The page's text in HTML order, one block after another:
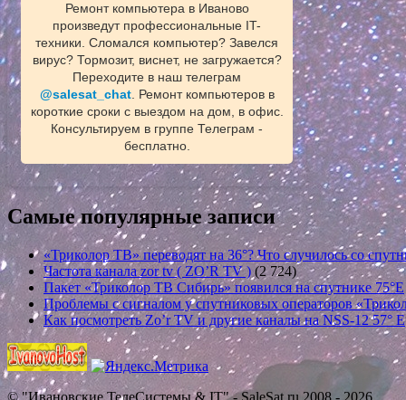
Ремонт компьютера в Иваново
произведут профессиональные IT-
техники. Сломался компьютер? Завелся
вирус? Тормозит, виснет, не загружается?
Переходите в наш телеграм
@salesat_chat. Ремонт компьютеров в
короткие сроки с выездом на дом, в офис.
Консультируем в группе Телеграм -
бесплатно.
Самые популярные записи
«Триколор ТВ» переводят на 36°? Что случилось со
Частота канала zor tv ( ZO’R TV ) (2 724)
Пакет «Триколор ТВ Сибирь» появился на спутнике 75°E
Проблемы с сигналом у спутниковых операторов
Как посмотреть Zo’r TV и другие каналы на NSS-12 57° E
© "Ивановские ТелеСистемы & IT" - SaleSat.ru 2008 - 2026